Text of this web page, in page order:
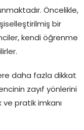
Öncelikle,
bir
kendi öğrenme
daha fazla dikkat
zayıf yönlerini
pratik imkanı